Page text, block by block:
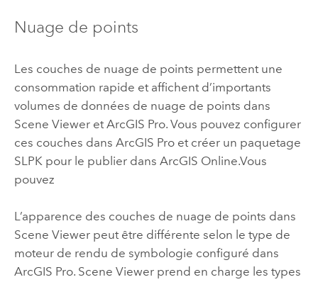
Nuage de points
Les couches de nuage de points permettent une
consommation rapide et affichent d’importants
volumes de données de nuage de points dans
Scene Vieweret ArcGIS Pro. Vous pouvez configurer
ces couches dans ArcGIS Proet créer un paquetage
SLPK pour le publier dans ArcGIS Online.Vous
pouvez
L’apparence des couches de nuage de points dans
Scene Viewerpeut être différente selon le type de
moteur de rendu de symbologie configuré dans
ArcGIS Pro. Scene Viewerprend en charge les types